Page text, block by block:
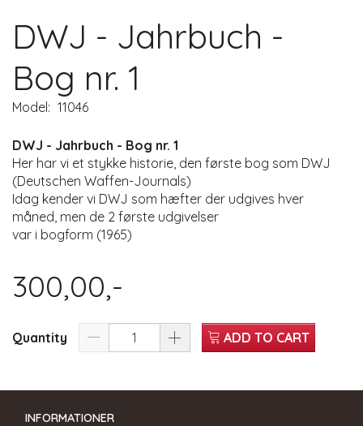
DWJ - Jahrbuch -
Bog nr. 1
Model: 11046
DWJ - Jahrbuch - Bog nr. 1
Her har vi et stykke historie, den første bog som DWJ
(Deutschen Waffen-Journals)
Idag kender vi DWJ som hæfter der udgives hver
måned, men de 2 første udgivelser
var i bogform (1965)
300,00,-
Quantity ADD TO CART
INFORMATIONER